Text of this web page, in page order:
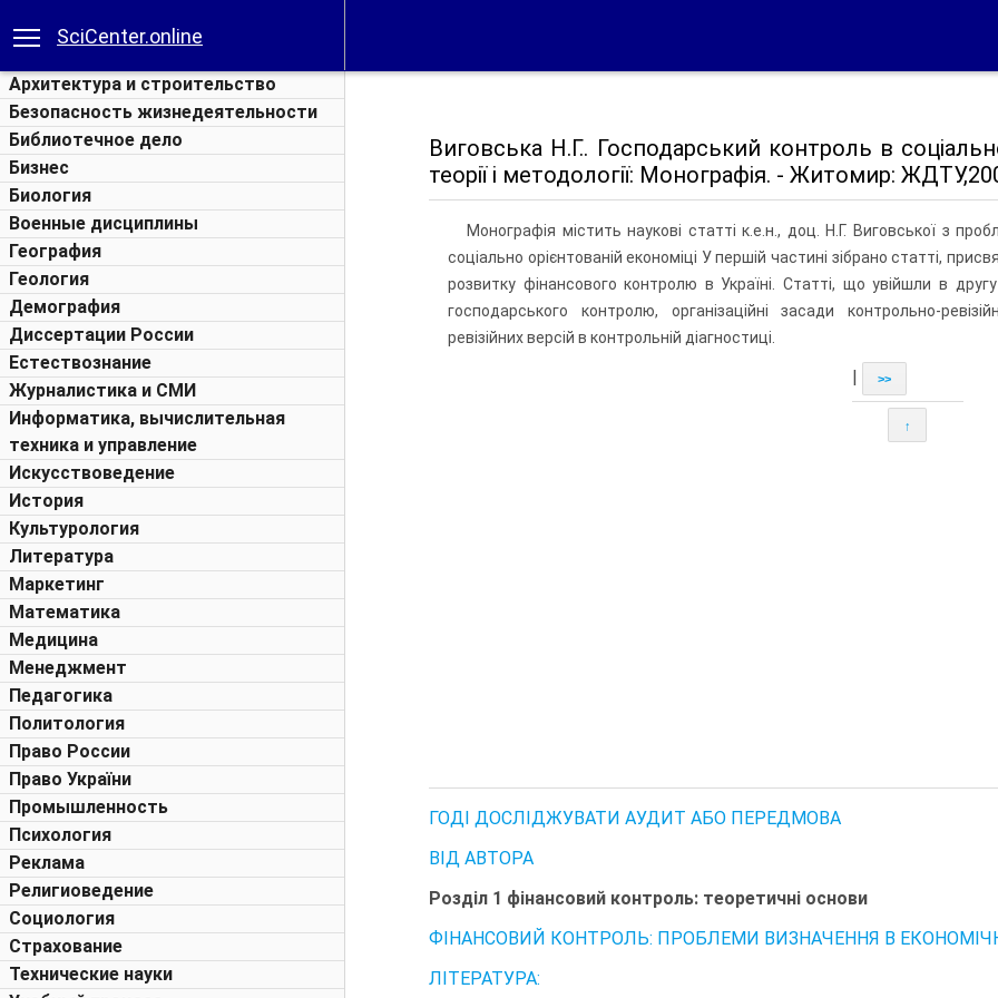
SciCenter.online
Архитектура и строительство
Безопасность жизнедеятельности
Библиотечное дело
Бизнес
Биология
Военные дисциплины
География
Геология
Демография
Диссертации России
Естествознание
Журналистика и СМИ
Информатика, вычислительная
техника и управление
Искусствоведение
История
Культурология
Литература
Маркетинг
Математика
Медицина
Менеджмент
Педагогика
Политология
Право России
Право України
Промышленность
Психология
Реклама
Религиоведение
Социология
Страхование
Технические науки
Виговська Н.Г.. Господарський контроль в
теорії і методології: Монографія. - Житомир:
Монографія містить наукові статті к.е.н., доц. Н.Г. Виговської з
соціально орієнтованій економіці У першій частині зібрано статті,
розвитку фінансового контролю в Україні. Статті, що увійшли в
господарського контролю, організаційні засади контрольно-
ревізійних версій в контрольній діагностиці.
>>
↑
ГОДІ ДОСЛІДЖУВАТИ АУДИТ АБО ПЕРЕДМОВА
ВІД АВТОРА
Розділ 1 фінансовий контроль: теоретичні основи
ФІНАНСОВИЙ КОНТРОЛЬ: ПРОБЛЕМИ ВИЗНАЧЕННЯ В
ЛІТЕРАТУРА: